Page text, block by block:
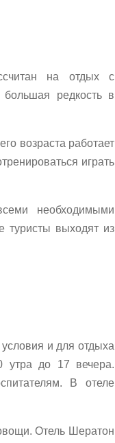
на отдых с
редкость в
возраста работает
играть
необходимыми
туристы выходят из
и для отдыха
утра до 17 вечера.
В отеле
Отель Шератон